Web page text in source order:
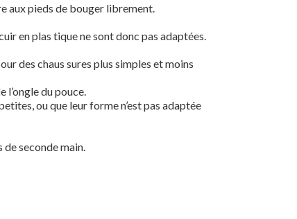
aux pieds de bouger librement.
en plas tique ne sont donc pas adaptées.
des chaus sures plus simples et moins
l’ongle du pouce.
ou que leur forme n’est pas adaptée
seconde main.